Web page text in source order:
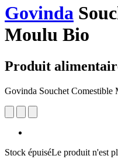
Govinda
Moulu Bio
Produit
Govinda Souchet Comestible
Stock épuiséLe produit n'est